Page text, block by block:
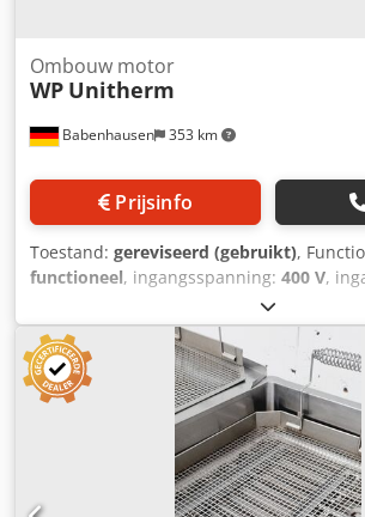
Babenhausen 353 km
Ombouw motor
WP Unitherm
Prijsinfo
Toestand: gereviseerd (gebruikt),
functioneel, ingangsspanning: 400 V,
driefasig
revisie:2026, DGUV gecertificeerd tot:
CE-markering
, Werner & Pfleiderer
Iskr TOP fabriekgereviseerde
Stikkenofen Unitherm Omloopmotor voor
modellen op voorraad! Voor elke bakkerij
bakkerijtechniek! Direct leverbaar!
Bezorgservice Bezoek onze Milbrandt
bakkerijmachines.